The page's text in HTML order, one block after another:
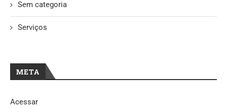
Sem categoria
Serviços
META
Acessar